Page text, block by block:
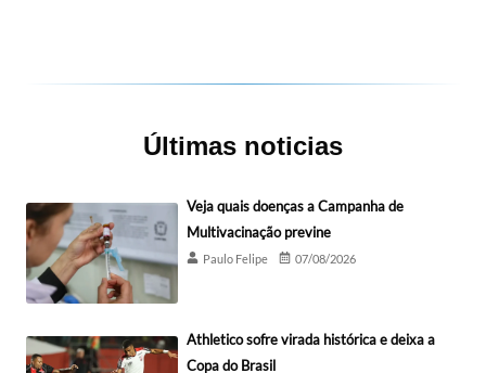
Últimas noticias
Veja quais doenças a Campanha de
Multivacinação previne
Paulo Felipe 07/08/2026
Athletico sofre virada histórica e deixa a
Copa do Brasil